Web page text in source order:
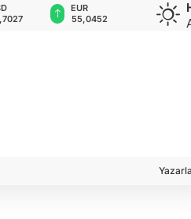
EUR
55,0452
GBP
64,1847